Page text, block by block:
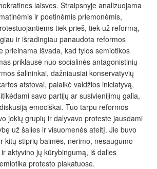
laisves. Straipsnyje analizuojama
ir poetinėmis priemonėmis,
tiek prieš, tiek už reformą,
ir išradingiau panaudota reformos
prieinama išvada, kad tylos semiotikos
priklausė nuo socialinės antagonistinių
šalininkai, dažniausiai konservatyvių
atstovai, palaikė valdžios iniciatyvą,
savo partijų ar susivienijimų galia,
emociškai. Tuo tarpu reformos
jokių grupių ir dalyvavo proteste jausdami
už šalies ir visuomenės ateitį. Jie buvo
kitų stiprių baimės, nerimo, nesaugumo
aktyvino jų kūrybingumą, iš dalies
protesto plakatuose.